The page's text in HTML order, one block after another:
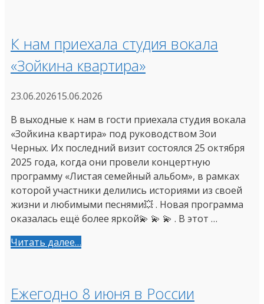
К нам приехала студия вокала
«Зойкина квартира»
23.06.202615.06.2026
В выходные к нам в гости приехала студия вокала
«Зойкина квартира» под руководством Зои
Черных. Их последний визит состоялся 25 октября
2025 года, когда они провели концертную
программу «Листая семейный альбом», в рамках
которой участники делились историями из своей
жизни и любимыми песнями💥 . Новая программа
оказалась ещё более яркой💫 💫 💫 . В этот …
Читать далее…
Ежегодно 8 июня в России